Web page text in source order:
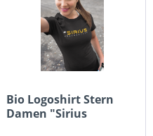
Bio Logoshirt Stern
Damen "Sirius